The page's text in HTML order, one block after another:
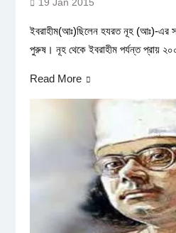
19 Jan 2015
ইবরাহীম(আঃ)ছিলেন হযরত নূহ (আঃ)-এর
পুরুষ। নূহ থেকে ইবরাহীম পর্যন্ত প্রায়
Read More